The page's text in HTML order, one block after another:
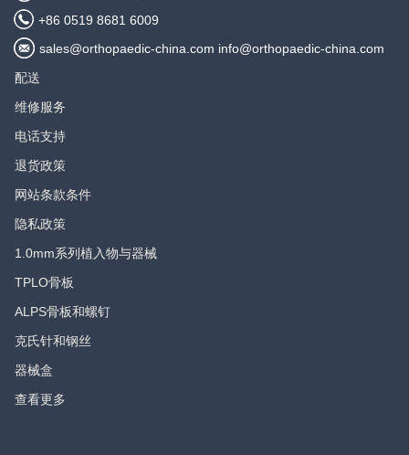
+86 0519 8681 6009
sales@orthopaedic-china.com info@orthopaedic-china.com
配送
维修服务
电话支持
退货政策
网站条款条件
隐私政策
1.0mm系列植入物与器械
TPLO骨板
ALPS骨板和螺钉
克氏针和钢丝
器械盒
查看更多